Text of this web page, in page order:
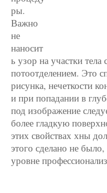
ры.
Важно
не
наносит
ь узор на участки
потоотделением. Это
рисунка, нечеткости
и при попадании в
под изображение
более гладкую
этих свойствах хны
этого сделано не
уровне